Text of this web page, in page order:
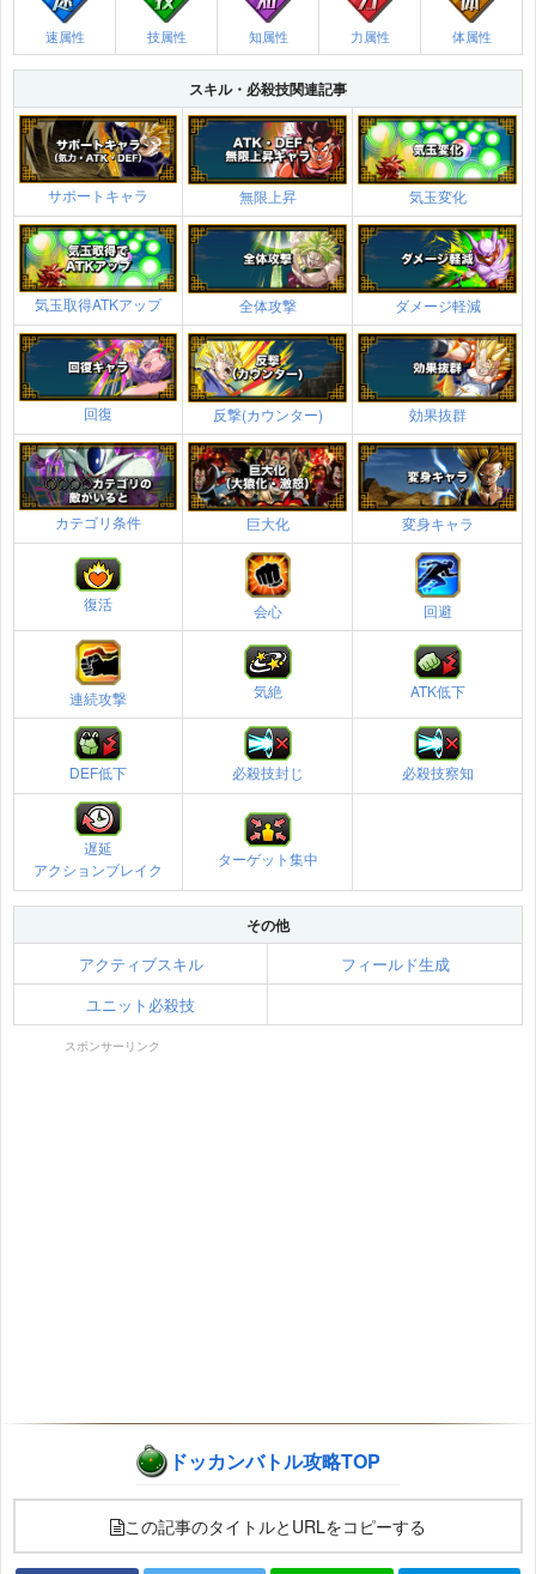
速属性 技属性 知属性 力属性 体属性
スキル・必殺技関連記事
サポートキャラ 無限上昇 気玉変化
気玉取得ATKアップ 全体攻撃 ダメージ軽減
回復 反撃(カウンター) 効果抜群
カテゴリ条件 巨大化 変身キャラ
復活 会心 回避
連続攻撃 気絶 ATK低下
DEF低下 必殺技封じ 必殺技察知
遅延
アクションブレイク
ターゲット集中
その他
アクティブスキル
フィールド生成
ユニット必殺技
スポンサーリンク
ドッカンバトル攻略TOP
この記事のタイトルとURLをコピーする